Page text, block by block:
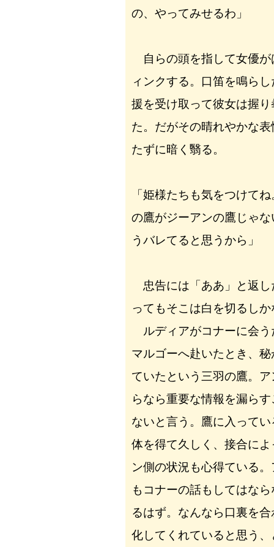
の、やってみせるわ」
自らの頭を指して女優が
ィンクする。口笛を鳴ら
援を受け取って彼女は握
た。だがその晴れやかな
たずに暗く翳る。
「姫様たちも気をつけて
の鷹がジーアンの鷹じゃ
うバレてると思うから」
忠告には「ああ」と返し
ってもそこは白を切るし
ルディアがコナーに会う
マルゴーへ赴いたとき、
ていたという三羽の鷹。
らなら重要な情報を漏ら
ないと言う。鷹に入って
体を得て久しく、接合に
ン側の状況も心得ている
もコナーの話もしてはな
るはず。なんなら口裏を
化してくれていると思う、